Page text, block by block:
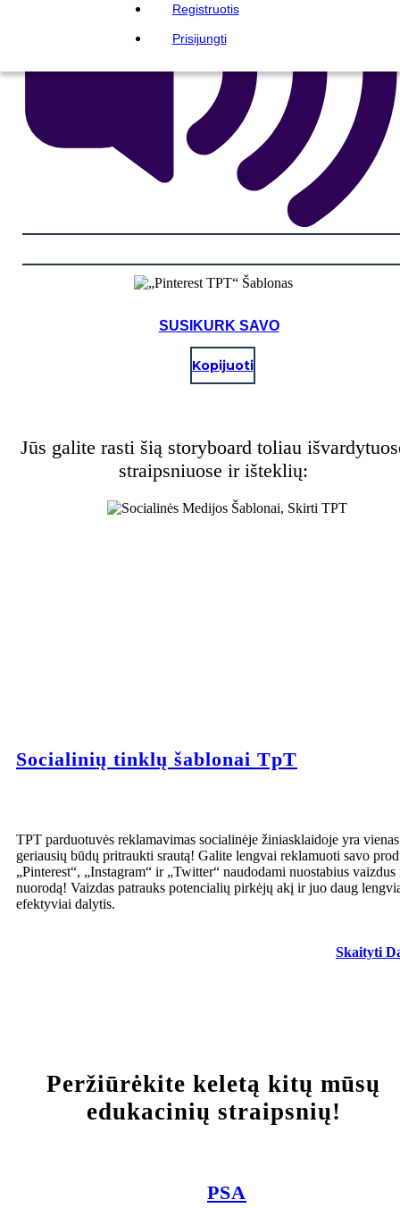
Registruotis
Prisijungti
SUSIKURK SAVO
Kopijuoti
Jūs galite rasti šią storyboard toliau
straipsniuose ir išteklių:
Socialinių tinklų šablonai TpT
TPT parduotuvės reklamavimas socialinėje žiniasklaidoje yra vienas
geriausių būdų pritraukti srautą! Galite lengvai reklamuoti savo
„Pinterest“, „Instagram“ ir „Twitter“ naudodami nuostabius vaizdus
nuorodą! Vaizdas patrauks potencialių pirkėjų akį ir juo daug
efektyviai dalytis.
Skaityti
Peržiūrėkite keletą kitų mūsų
edukacinių straipsnių!
PSA